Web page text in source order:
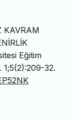
KAVRAM
Eğitim
32.